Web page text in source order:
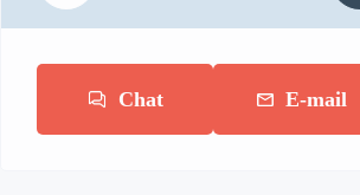
Chat E-mail